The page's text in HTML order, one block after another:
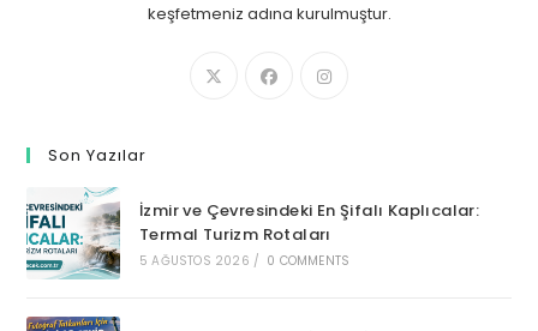
keşfetmeniz adına kurulmuştur.
Son Yazılar
İzmir ve Çevresindeki En Şifalı Kaplıcalar:
Termal Turizm Rotaları
5 AĞUSTOS 2026 / 0 COMMENTS